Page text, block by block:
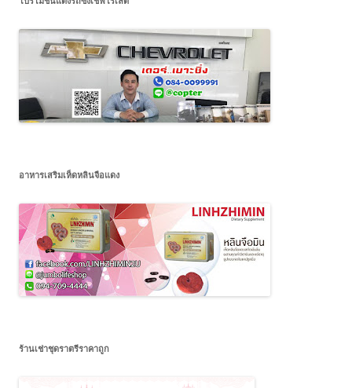
อาหารเสริมเห็ดหลินจือแดง
ร้านเช่าชุดราตรีราคาถูก